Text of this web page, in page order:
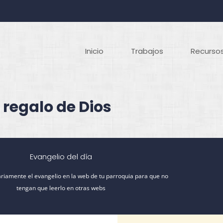
de Dios
Inicio Trabajos
Evangelio del día
el evangelio en la web de tu parroquia para que no
tengan que leerlo en otras webs